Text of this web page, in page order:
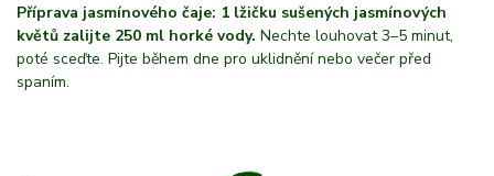
Příprava jasmínového čaje: 1 lžičku sušených jasmínových
květů zalijte 250 ml horké vody. Nechte louhovat 3–5 minut,
poté sceďte. Pijte během dne pro uklidnění nebo večer před
spaním.